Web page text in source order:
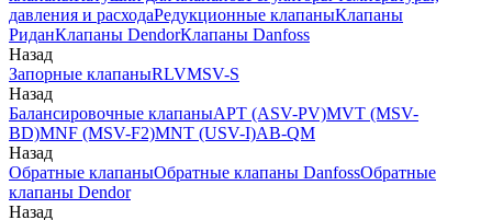
давления и расходаРедукционные клапаныКлапаны
РиданКлапаны DendorКлапаны Danfoss
Назад
Запорные клапаныRLVMSV-S
Назад
Балансировочные клапаныAPT (ASV-PV)MVT (MSV-
BD)MNF (MSV-F2)MNT (USV-I)AB-QM
Назад
Обратные клапаныОбратные клапаны DanfossОбратные
клапаны Dendor
Назад